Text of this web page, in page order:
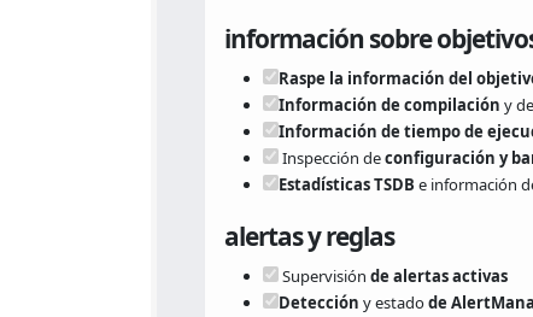
información sobre
Raspe la información del
Información de compilación y
Información de tiempo de
Inspección deconfiguración y
Estadísticas TSDB e información
alertas y reglas
Supervisión de alertas activas
Detección y estadode